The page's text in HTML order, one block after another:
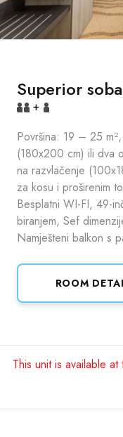
Superior
+
Površina: 19 – 25
(180x200 cm) ili dva
na razvlačenje
za kosu i proširenim
Besplatni WI-FI, 49-
biranjem, Sef
Namješteni balkon s
ROOM
This unit is available